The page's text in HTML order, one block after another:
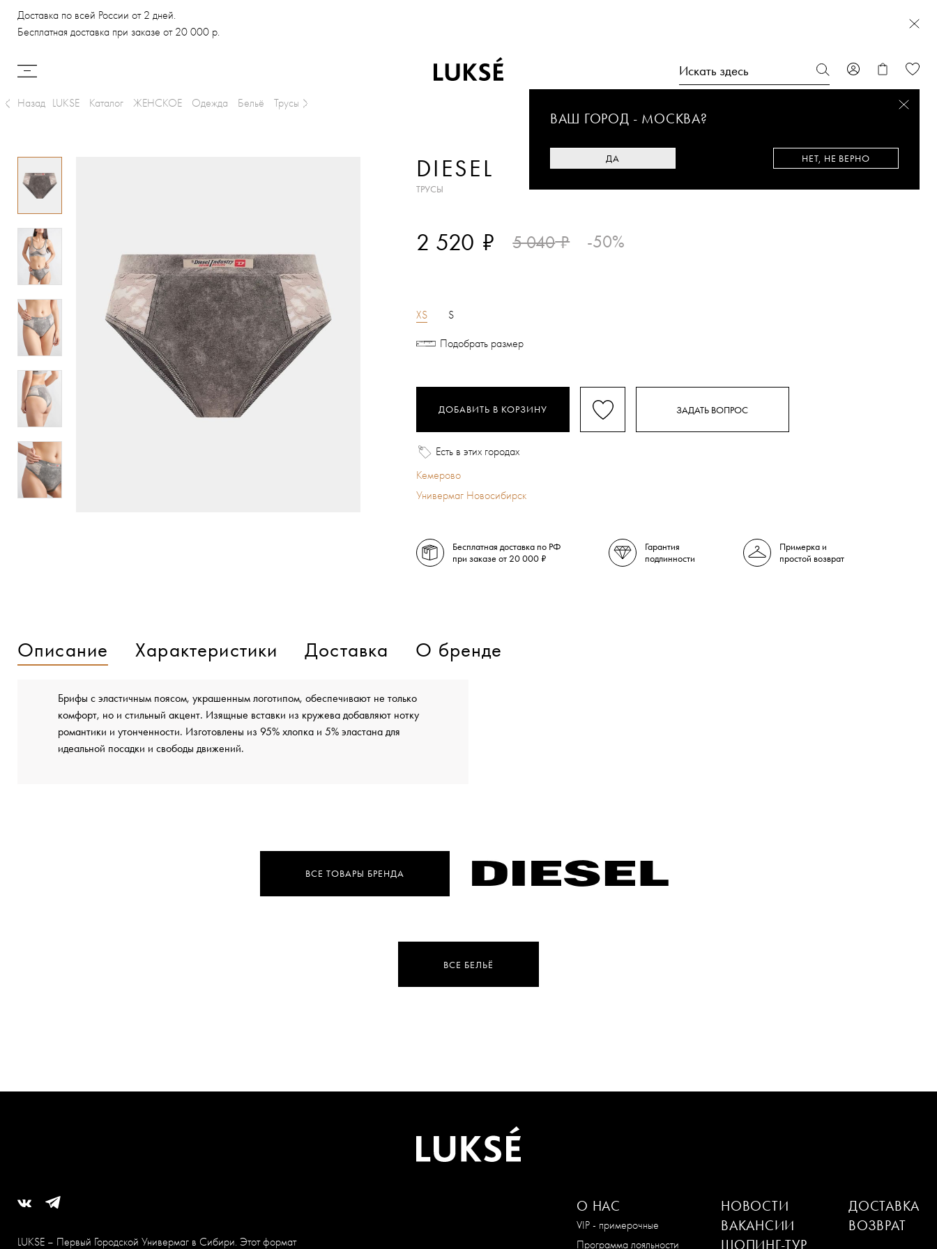
Доставка по всей России от 2 дней.
Бесплатная доставка при заказе от 20 000 р.
ВАШ ГОРОД - МОСКВА?
ДА НЕТ, НЕ ВЕРНО
Назад LUKSE Каталог ЖЕНСКОЕ Одежда Бельё Трусы
DIESEL
ТРУСЫ
2 520 ₽ 5 040₽ -50%
XS
S
Подобрать размер
ДОБАВИТЬ В КОРЗИНУ ЗАДАТЬ ВОПРОС
Есть в этих городах
Кемерово
Универмаг Новосибирск
Бесплатная доставка по РФ
при заказе от 20 000 ₽
Гарантия
подлинности
Примерка и
простой возврат
Описание Характеристики Доставка О бренде
Брифы с эластичным поясом, украшенным логотипом, обеспечивают не только
комфорт, но и стильный акцент. Изящные вставки из кружева добавляют нотку
романтики и утонченности. Изготовлены из 95% хлопка и 5% эластана для
идеальной посадки и свободы движений.
ВСЕ ТОВАРЫ БРЕНДА
ВСЕ БЕЛЬЁ
LUKSE – Первый Городской Универмаг в Сибири. Этот формат
О НАС
VIP - примерочные
Программа лояльности
НОВОСТИ
ВАКАНСИИ
ШОПИНГ-ТУР
ДОСТАВКА
ВОЗВРАТ